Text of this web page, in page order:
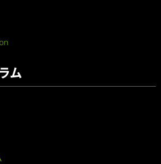
ム